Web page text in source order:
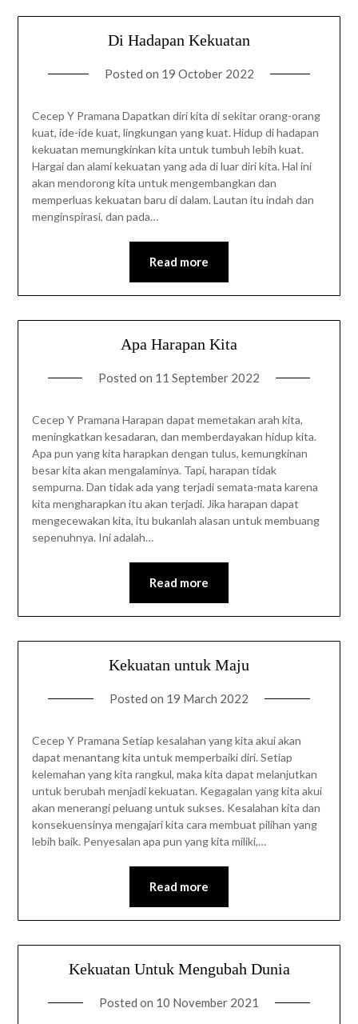
Di Hadapan Kekuatan
Posted on 19 October 2022
Cecep Y Pramana Dapatkan diri kita di sekitar orang-orang
kuat, ide-ide kuat, lingkungan yang kuat. Hidup di hadapan
kekuatan memungkinkan kita untuk tumbuh lebih kuat.
Hargai dan alami kekuatan yang ada di luar diri kita. Hal ini
akan mendorong kita untuk mengembangkan dan
memperluas kekuatan baru di dalam. Lautan itu indah dan
menginspirasi, dan pada…
Read more
Apa Harapan Kita
Posted on 11 September 2022
Cecep Y Pramana Harapan dapat memetakan arah kita,
meningkatkan kesadaran, dan memberdayakan hidup kita.
Apa pun yang kita harapkan dengan tulus, kemungkinan
besar kita akan mengalaminya. Tapi, harapan tidak
sempurna. Dan tidak ada yang terjadi semata-mata karena
kita mengharapkan itu akan terjadi. Jika harapan dapat
mengecewakan kita, itu bukanlah alasan untuk membuang
sepenuhnya. Ini adalah…
Read more
Kekuatan untuk Maju
Posted on 19 March 2022
Cecep Y Pramana Setiap kesalahan yang kita akui akan
dapat menantang kita untuk memperbaiki diri. Setiap
kelemahan yang kita rangkul, maka kita dapat melanjutkan
untuk berubah menjadi kekuatan. Kegagalan yang kita akui
akan menerangi peluang untuk sukses. Kesalahan kita dan
konsekuensinya mengajari kita cara membuat pilihan yang
lebih baik. Penyesalan apa pun yang kita miliki,…
Read more
Kekuatan Untuk Mengubah Dunia
Posted on 10 November 2021